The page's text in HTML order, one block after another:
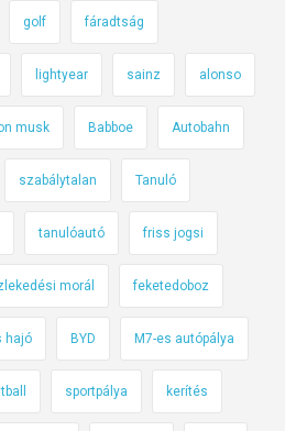
golf fáradtság
lightyear sainz alonso
musk Babboe Autobahn
szabálytalan Tanuló
tanulóautó friss jogsi
morál feketedoboz
hajó BYD M7-es autópálya
sportpálya kerítés